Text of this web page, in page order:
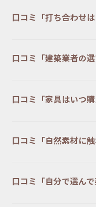
口コミ「打ち合わせは
口コミ「建築業者の選
口コミ「家具はいつ購
口コミ「自然素材に触
口コミ「自分で選ん